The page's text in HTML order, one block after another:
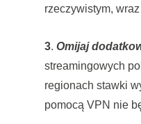
rzeczywistym,
3. Omijaj
streamingowych
regionach stawki
pomocą VPN nie